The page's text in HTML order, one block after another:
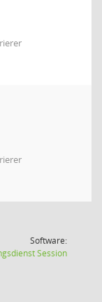
Software:
Session(Wird in